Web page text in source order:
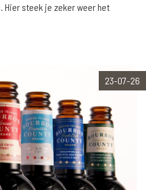
Hier steek je zeker weer het
23-07-26